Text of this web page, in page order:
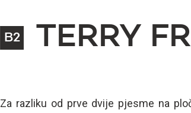
B2 TERRY
Za razliku od prve dvije pjesme na